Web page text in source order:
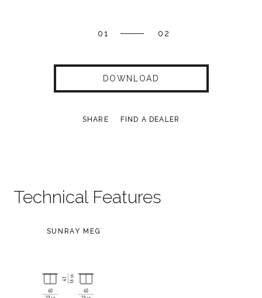
01 02
DOWNLOAD
SHARE FIND A DEALER
Technical Features
SUNRAY MEG